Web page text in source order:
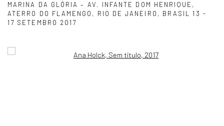
MARINA DA GLÓRIA – AV. INFANTE DOM HENRIQUE,
ATERRO DO FLAMENGO, RIO DE JANEIRO, BRASIL13 -
17 SETEMBRO 2017
Open a larger version of the following image in a popup: